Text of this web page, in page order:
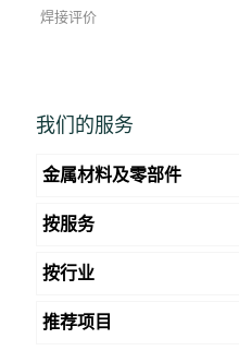
焊接评价
我们的服务
金属材料及零部件
按服务
按行业
推荐项目